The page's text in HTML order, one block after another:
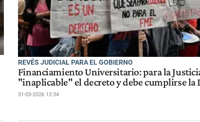
REVÉS JUDICIAL PARA EL GOBIERNO
Financiamiento Universitario: para la
"inaplicable" el decreto y debe cumplirse la
31-03-2026 13:34